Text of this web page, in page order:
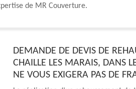
de MR Couverture.
DEMANDE DE DEVIS DE
CHAILLE LES MARAIS, DANS
NE VOUS EXIGERA PAS DE